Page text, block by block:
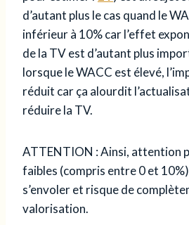
d’autant plus le cas quand le
inférieur à 10% car l’effet
de la TV est d’autant plus
lorsque le WACC est élevé,
réduit car ça alourdit
réduire la TV.
ATTENTION : Ainsi, attention
faibles (compris entre 0 et
s’envoler et risque de
valorisation.